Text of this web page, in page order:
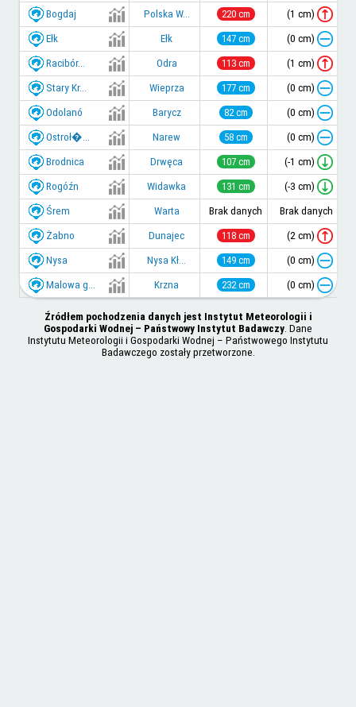
Bogdaj Polska W... 220 cm (1 cm)
Ełk Ełk 147 cm (0 cm)
Racibór... Odra 113 cm (1 cm)
Stary Kr... Wieprza 177 cm (0 cm)
Odolanó Barycz 82 cm (0 cm)
Ostroł�... Narew 58 cm (0 cm)
Brodnica Drwęca 107 cm (-1 cm)
Rogóźn Widawka 131 cm (-3 cm)
Śrem Warta Brak danych Brak danych
Żabno Dunajec 118 cm (2 cm)
Nysa Nysa Kł... 149 cm (0 cm)
Malowa g... Krzna 232 cm (0 cm)
Źródłem pochodzenia danych jest Instytut Meteorologii i
Gospodarki Wodnej – Państwowy Instytut Badawczy. Dane
Instytutu Meteorologii i Gospodarki Wodnej – Państwowego Instytutu
Badawczego zostały przetworzone.